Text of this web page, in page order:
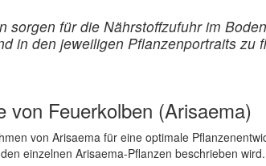
sorgen für die Nährstoffzufuhr im
in den jeweiligen Pflanzenportraits zu
von Feuerkolben (Arisaema)
von Arisaema für eine optimale
einzelnen Arisaema-Pflanzen beschrieben wird.